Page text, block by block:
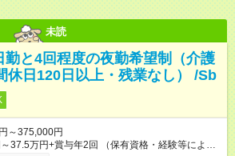
未読
勤と4回程度の夜勤希望制（介護
休日120日以上・残業なし） /Sb
～375,000円
37.5万円+賞与年2回 （保有資格・経験等により